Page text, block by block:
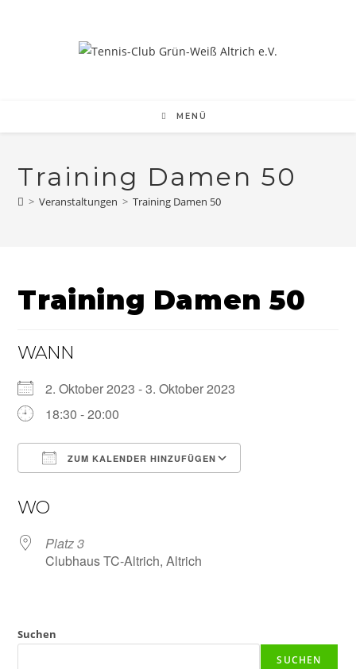
MENÜ
Training Damen 50
> Veranstaltungen > Training Damen 50
Training Damen 50
WANN
2. Oktober 2023 - 3. Oktober 2023
18:30 - 20:00
ZUM KALENDER HINZUFÜGEN
WO
Platz 3
Clubhaus TC-Altrich, Altrich
Suchen
SUCHEN